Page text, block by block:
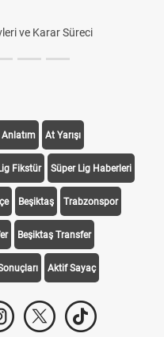
ve Karar Süreci
Anlatım At Yarışı
Fikstür Süper Lig Haberleri
Beşiktaş Trabzonspor
Beşiktaş Transfer
Aktif Sayaç